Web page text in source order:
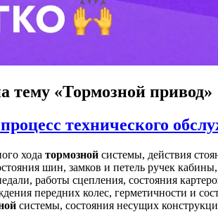
тему «Тормозной привод»
технического
хода тормозной системы, действия
шин, замков и петель ручек
работы сцепления, состояния
передних колес, герметичности и
системы, состояния несущих